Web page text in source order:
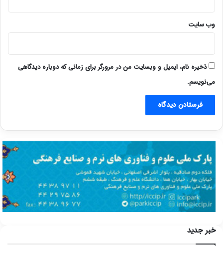
وب‌ سایت
ذخیره نام، ایمیل و وبسایت من در مرورگر برای زمانی که دوباره دیدگاهی
می‌نویسم.
خبر جدید